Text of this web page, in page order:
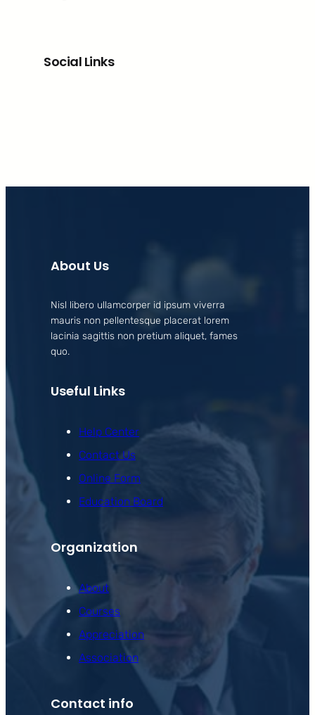
Social Links
About Us
Nisl libero ullamcorper id ipsum viverra
mauris non pellentesque placerat lorem
lacinia sagittis non pretium aliquet, fames
quo.
Useful Links
Help Center
Contact Us
Online Form
Education Board
Organization
About
Courses
Appreciation
Association
Contact info